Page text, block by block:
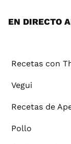
EN DIRECTO
Recetas con
Vegui
Recetas de
Pollo